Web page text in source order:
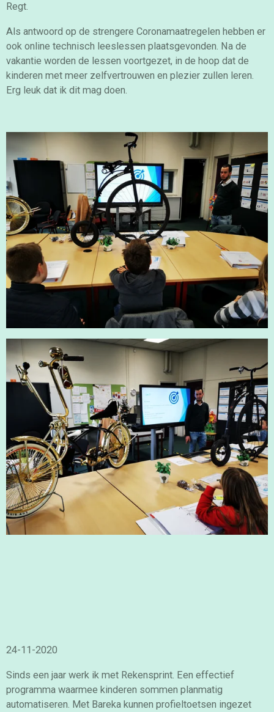
Regt.
Als antwoord op de strengere Coronamaatregelen hebben er
ook online technisch leeslessen plaatsgevonden. Na de
vakantie worden de lessen voortgezet, in de hoop dat de
kinderen met meer zelfvertrouwen en plezier zullen leren.
Erg leuk dat ik dit mag doen.
24-11-2020
Sinds een jaar werk ik met Rekensprint. Een effectief
programma waarmee kinderen sommen planmatig
automatiseren. Met Bareka kunnen profieltoetsen ingezet